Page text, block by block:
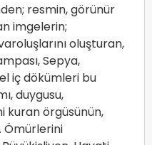
resmin, görünür
imgelerin;
oluşturan,
Sepya,
iç dökümleri bu
duygusu,
kuran örgüsünün,
Ömürlerini